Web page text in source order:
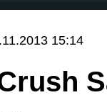
15:14